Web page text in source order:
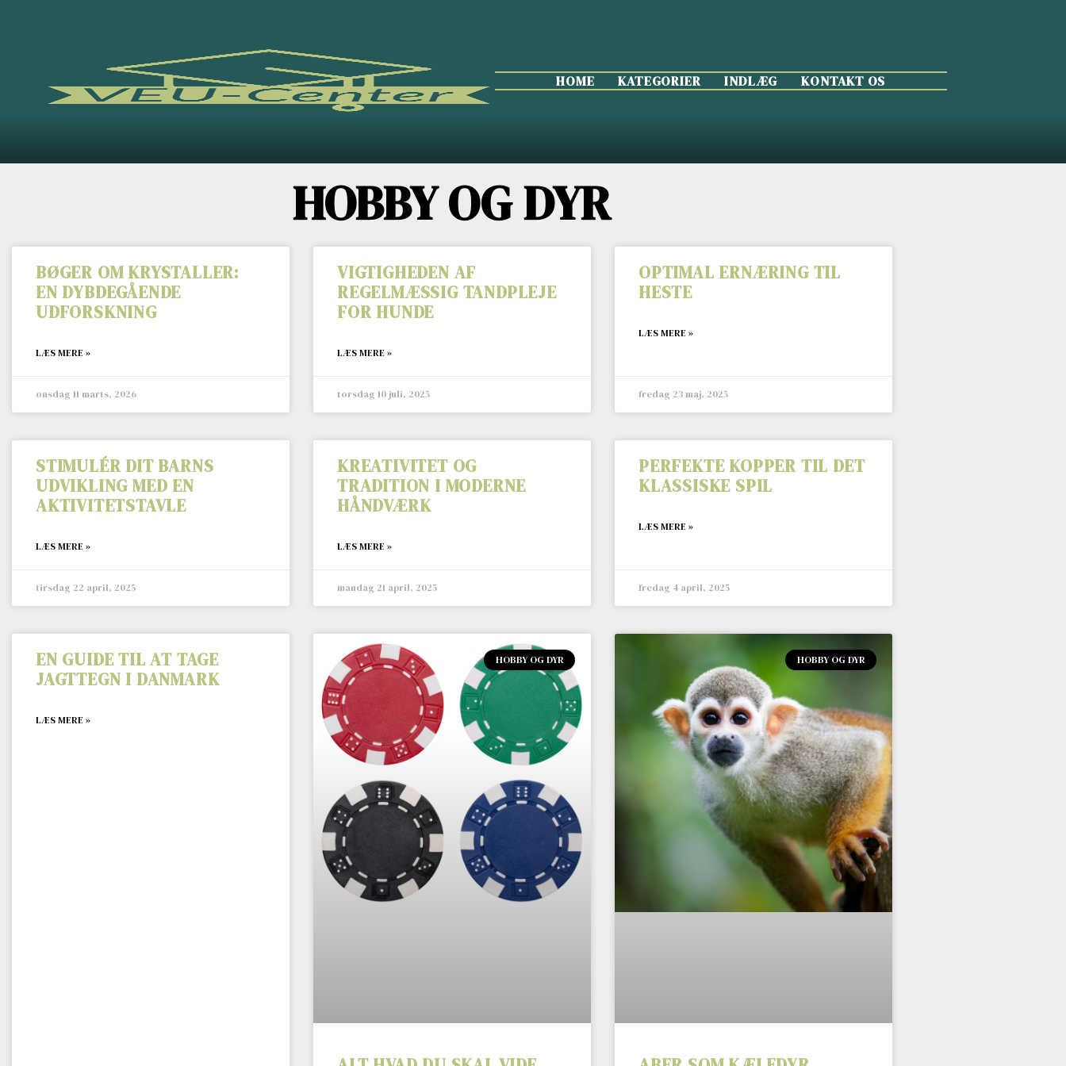
HOME KATEGORIER INDLÆG KONTAKT OS
HOBBY OG DYR
BØGER OM KRYSTALLER:
EN DYBDEGÅENDE
UDFORSKNING
LÆS MERE »
onsdag 11 marts, 2026
VIGTIGHEDEN AF
REGELMÆSSIG TANDPLEJE
FOR HUNDE
LÆS MERE »
torsdag 10 juli, 2025
OPTIMAL ERNÆRING TIL
HESTE
LÆS MERE »
fredag 23 maj, 2025
STIMULÉR DIT BARNS
UDVIKLING MED EN
AKTIVITETSTAVLE
LÆS MERE »
tirsdag 22 april, 2025
KREATIVITET OG
TRADITION I MODERNE
HÅNDVÆRK
LÆS MERE »
mandag 21 april, 2025
PERFEKTE KOPPER TIL DET
KLASSISKE SPIL
LÆS MERE »
fredag 4 april, 2025
EN GUIDE TIL AT TAGE
JAGTTEGN I DANMARK
LÆS MERE »
HOBBY OG DYR HOBBY OG DYR